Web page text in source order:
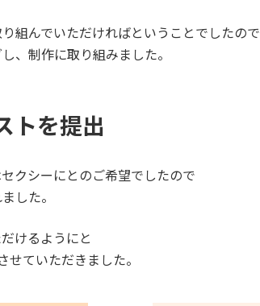
組んでいただければということでしたので
、制作に取り組みました。
トを提出
クシーにとのご希望でしたので
した。
けるようにと
せていただきました。